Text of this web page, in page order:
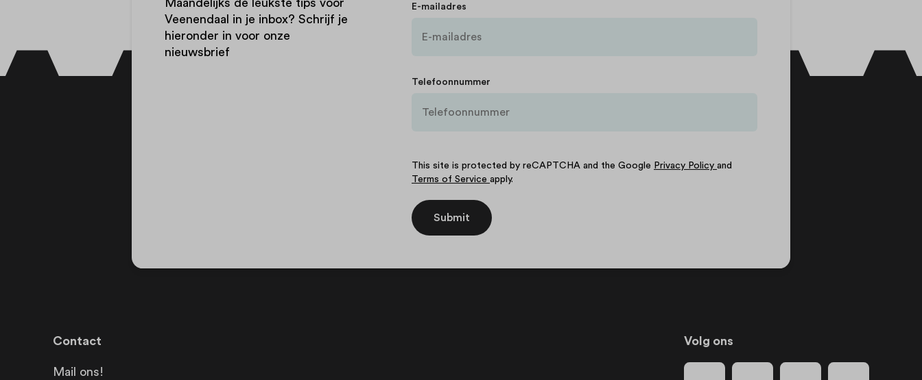
Maandelijks de leukste tips voor
Veenendaal in je inbox? Schrijf je
hieronder in voor onze
nieuwsbrief
E-mailadres
Telefoonnummer
This site is protected by reCAPTCHA and the Google Privacy Policy and
Terms of Service apply.
Submit
Contact
Mail ons!
Volg ons